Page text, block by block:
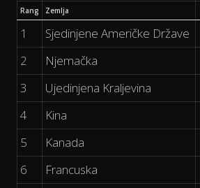
Rang Zemlja
1 Sjedinjene Američke Države
2
Njemačka
3
Ujedinjena Kraljevina
4
Kina
5
Kanada
6
Francuska